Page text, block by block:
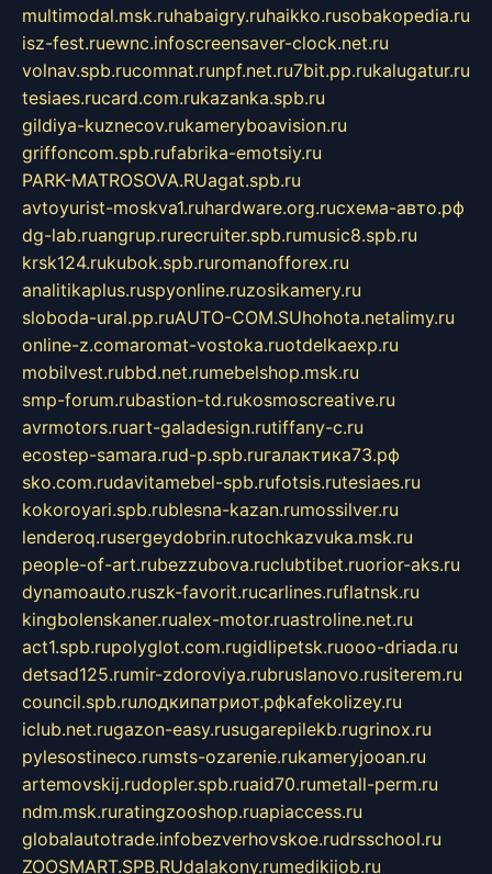
multimodal.msk.ruhabaigry.ruhaikko.rusobakopedia.ru
isz-fest.ruewnc.infoscreensaver-clock.net.ru
volnav.spb.rucomnat.runpf.net.ru7bit.pp.rukalugatur.ru
tesiaes.rucard.com.rukazanka.spb.ru
gildiya-kuznecov.rukameryboavision.ru
griffoncom.spb.rufabrika-emotsiy.ru
PARK-MATROSOVA.RUagat.spb.ru
avtoyurist-moskva1.ruhardware.org.ruсхема-авто.рф
dg-lab.ruangrup.rurecruiter.spb.rumusic8.spb.ru
krsk124.rukubok.spb.ruromanofforex.ru
analitikaplus.ruspyonline.ruzosikamery.ru
sloboda-ural.pp.ruAUTO-COM.SUhohota.netalimy.ru
online-z.comaromat-vostoka.ruotdelkaexp.ru
mobilvest.rubbd.net.rumebelshop.msk.ru
smp-forum.rubastion-td.rukosmoscreative.ru
avrmotors.ruart-galadesign.rutiffany-c.ru
ecostep-samara.rud-p.spb.ruгалактика73.рф
sko.com.rudavitamebel-spb.rufotsis.rutesiaes.ru
kokoroyari.spb.rublesna-kazan.rumossilver.ru
lenderoq.rusergeydobrin.rutochkazvuka.msk.ru
people-of-art.rubezzubova.ruclubtibet.ruorior-aks.ru
dynamoauto.ruszk-favorit.rucarlines.ruflatnsk.ru
kingbolenskaner.rualex-motor.ruastroline.net.ru
act1.spb.rupolyglot.com.rugidlipetsk.ruooo-driada.ru
detsad125.rumir-zdoroviya.rubruslanovo.rusiterem.ru
council.spb.ruлодкипатриот.рфkafekolizey.ru
iclub.net.rugazon-easy.rusugarepilekb.rugrinox.ru
pylesostineco.rumsts-ozarenie.rukameryjooan.ru
artemovskij.rudopler.spb.ruaid70.rumetall-perm.ru
ndm.msk.ruratingzooshop.ruapiaccess.ru
globalautotrade.infobezverhovskoe.rudrsschool.ru
ZOOSMART.SPB.RUdalakony.rumedikijob.ru